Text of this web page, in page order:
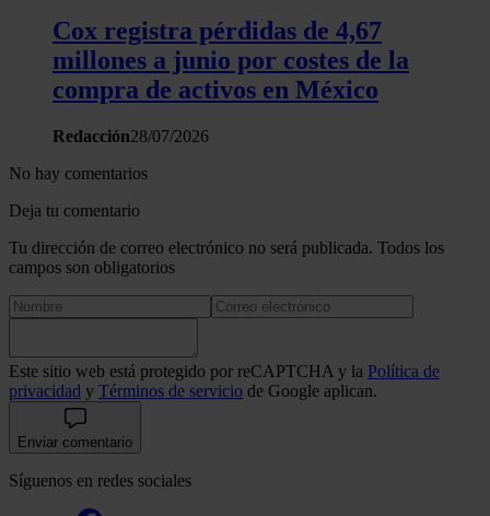
Cox registra pérdidas de 4,67
millones a junio por costes de la
compra de activos en México
Redacción28/07/2026
No hay comentarios
Deja tu comentario
Tu dirección de correo electrónico no será publicada. Todos los
campos son obligatorios
Este sitio web está protegido por reCAPTCHA y la Política de
privacidad y Términos de servicio de Google aplican.
Enviar comentario
Síguenos en redes sociales